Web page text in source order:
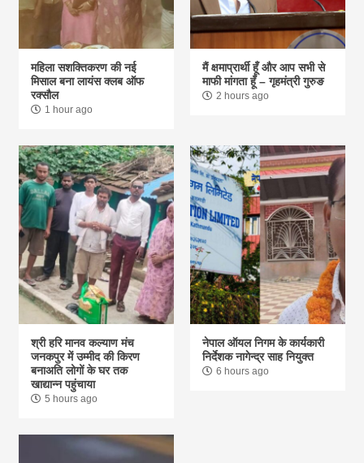
महिला सशक्तिकरण की नई
मिसाल बना लायंस क्लब ऑफ
रक्सौल
1 hour ago
मैं क्षमाप्रार्थी हूँ और आप सभी से
माफी मांगता हूँ – गृहमंत्री गुरुङ
2 hours ago
श्री हरि मानव कल्याण मंच
जनकपुर में उम्मीद की किरण
बनाअति लोगों के घर तक
खाद्यान्न पहुंचाया
5 hours ago
नेपाल ऑयल निगम के कार्यकारी
निर्देशक नागेन्द्र साह नियुक्त
6 hours ago